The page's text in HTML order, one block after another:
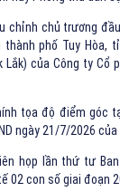
phố Tuy Hòa,
của Công ty Cổ
ngày 21/7/2026
họp lần thứ tư
02 con số giai đoạn